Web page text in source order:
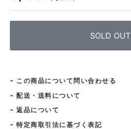
この商品について問い合わせる
配送・送料について
返品について
特定商取引法に基づく表記
SOLD OUT